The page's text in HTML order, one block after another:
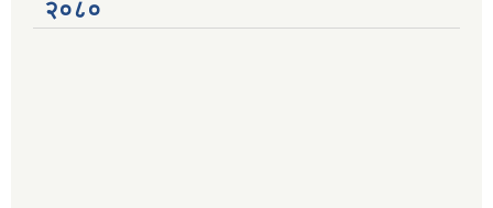
२०८०